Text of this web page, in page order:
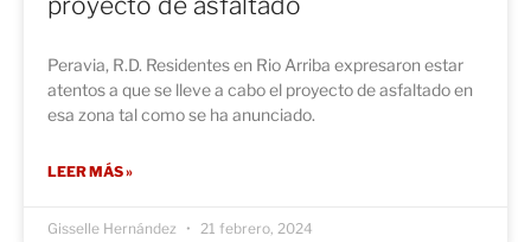
Peravia, R.D. Residentes en Rio Arriba expresaron estar
atentos a que se lleve a cabo el proyecto de asfaltado en
esa zona tal como se ha anunciado.
LEER MÁS »
Gisselle Hernández 21 febrero, 2024